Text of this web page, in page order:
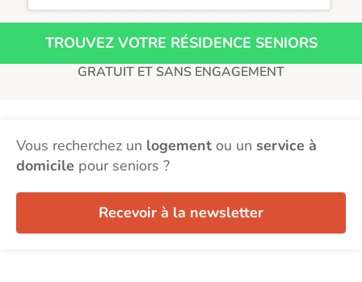
TROUVEZ VOTRE RÉSIDENCE SENIORS
GRATUIT ET SANS ENGAGEMENT
Vous recherchez un logement ou un service à
domicile pour seniors ?
Recevoir à la newsletter